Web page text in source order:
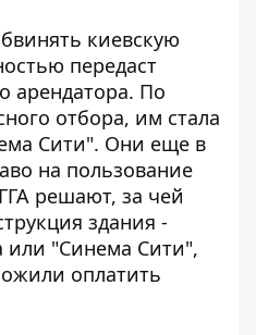
киевскую
передаст
арендатора. По
отбора, им стала
Сити". Они еще в
на пользование
решают, за чей
здания -
или "Синема Сити",
оплатить